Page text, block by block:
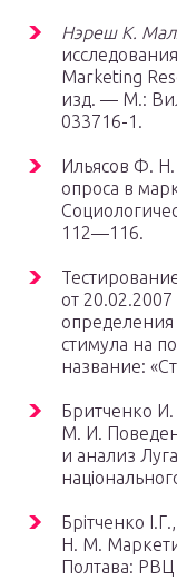
Нэреш К.
Marketing
изд. — М.:
033716-1.
Ильясов Ф. Н.
опроса в
112—116.
от
определения
стимула на
название:
Бритченко И.
М. И.
и анализ
Брітченко
Н. М.
Полтава: